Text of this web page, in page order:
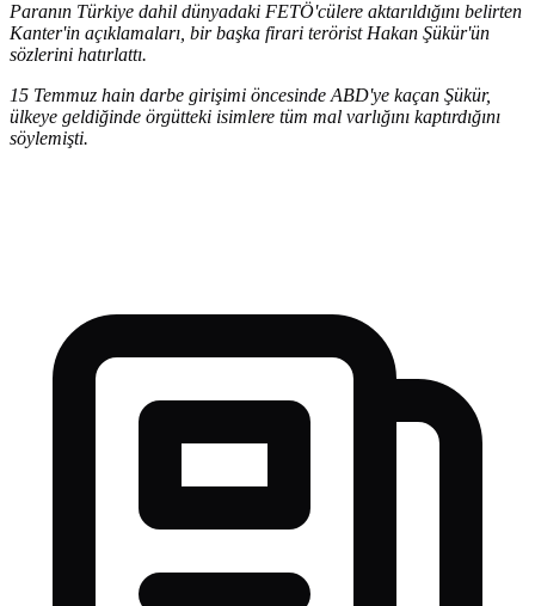
Paranın Türkiye dahil dünyadaki FETÖ'cülere aktarıldığını belirten
Kanter'in açıklamaları, bir başka firari terörist Hakan Şükür'ün
sözlerini hatırlattı.
15 Temmuz hain darbe girişimi öncesinde ABD'ye kaçan Şükür,
ülkeye geldiğinde örgütteki isimlere tüm mal varlığını kaptırdığını
söylemişti.